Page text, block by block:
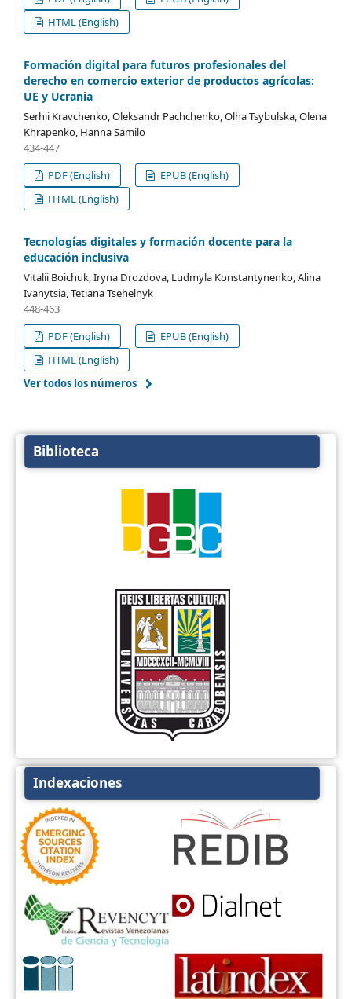
HTML (English)
Formación digital para futuros profesionales del
derecho en comercio exterior de productos agrícolas:
UE y Ucrania
Serhii Kravchenko, Oleksandr Pachchenko, Olha Tsybulska, Olena
Khrapenko, Hanna Samilo
434-447
PDF (English)
EPUB (English)
HTML (English)
Tecnologías digitales y formación docente para la
educación inclusiva
Vitalii Boichuk, Iryna Drozdova, Ludmyla Konstantynenko, Alina
Ivanytsia, Tetianа Tsehelnyk
448-463
PDF (English)
EPUB (English)
HTML (English)
Ver todos los números
Biblioteca
Indexaciones